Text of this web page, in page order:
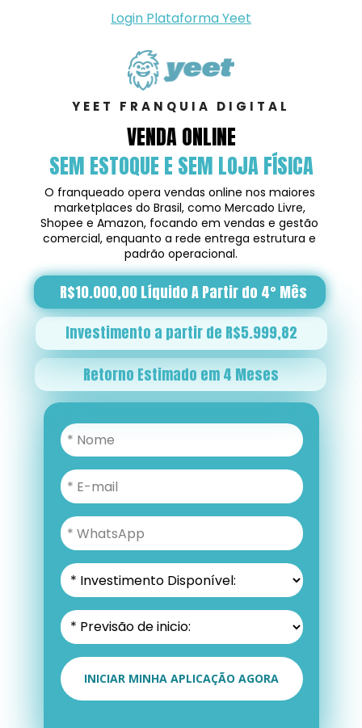
Login Plataforma Yeet
YEET FRANQUIA DIGITAL
VENDA ONLINE
SEM ESTOQUE E SEM LOJA FÍSICA
INICIAR MINHA APLICAÇÃO AGORA
O franqueado opera vendas online nos maiores
marketplaces do Brasil, como Mercado Livre,
Shopee e Amazon, focando em vendas e gestão
comercial, enquanto a rede entrega estrutura e
padrão operacional.
R$10.000,00 Líquido A Partir do 4° Mês
Retorno Estimado em 4 Meses
Investimento a partir de R$5.999,82